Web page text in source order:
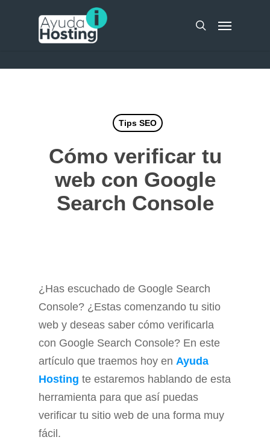
search
Menu
Tips SEO
Cómo verificar tu
web con Google
Search Console
¿Has escuchado de Google Search
Console? ¿Estas comenzando tu sitio
web y deseas saber cómo verificarla
con Google Search Console? En este
artículo que traemos hoy en Ayuda
Hosting te estaremos hablando de esta
herramienta para que así puedas
verificar tu sitio web de una forma muy
fácil.